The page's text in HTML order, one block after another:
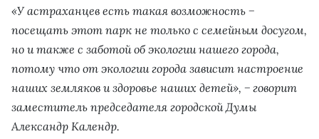
«У астраханцев есть такая возможность −
посещать этот парк не только с семейным досугом,
но и также с заботой об экологии нашего города,
потому что от экологии города зависит настроение
наших земляков и здоровье наших детей», − говорит
заместитель председателя городской Думы
Александр Календр.